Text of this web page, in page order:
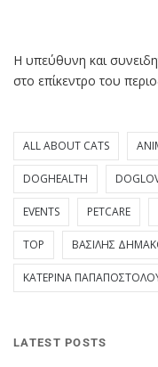
Η υπεύθυνη και
στο επίκεντρο του
ALL ABOUT CATS
DOGHEALTH
EVENTS PETCARE
TOP ΒΑΣΊΛΗΣ
ΚΑΤΕΡΊΝΑ
LATEST POSTS